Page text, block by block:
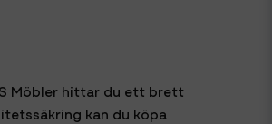
Möbler hittar du ett brett
kan du köpa